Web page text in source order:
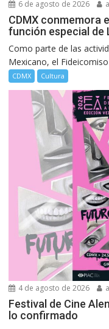
6 de agosto de 2026
CDMX conmemora
función especial de
Como parte de las
Mexicano, el Fideicomiso
CDMX Cultura
4 de agosto de 2026
Festival de Cine
lo confirmado